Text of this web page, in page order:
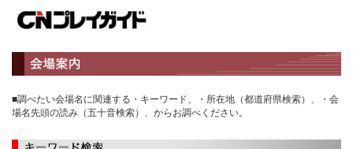
■調べたい会場名に関連する・キーワード、・所在地（都道府県検索）、・会
場名先頭の読み（五十音検索）、からお調べください。